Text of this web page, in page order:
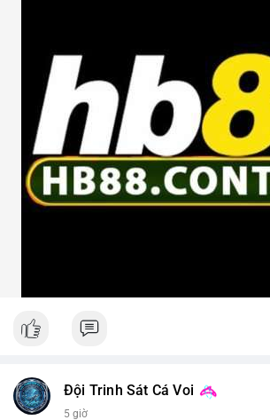
Đội Trinh Sát Cá Voi
5 giờ